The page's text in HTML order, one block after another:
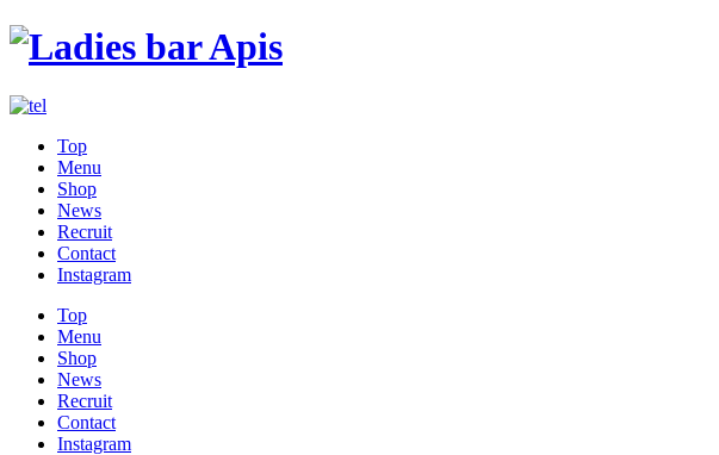
Top
Menu
Shop
News
Recruit
Contact
Instagram
Top
Menu
Shop
News
Recruit
Contact
Instagram